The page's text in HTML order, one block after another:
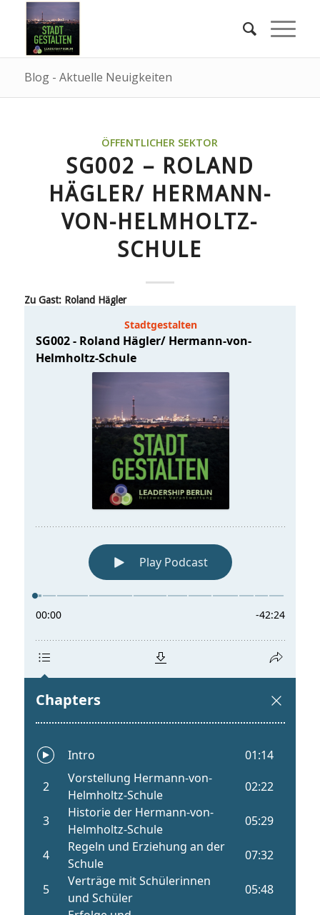
Blog - Aktuelle Neuigkeiten
ÖFFENTLICHER SEKTOR
SG002 – ROLAND
HÄGLER/ HERMANN-
VON-HELMHOLTZ-
SCHULE
Zu Gast: Roland Hägler